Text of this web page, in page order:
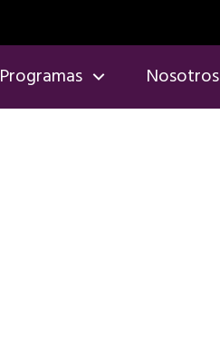
Programas Nosotros